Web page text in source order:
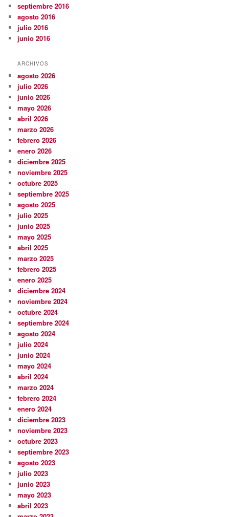
septiembre 2016
agosto 2016
julio 2016
junio 2016
ARCHIVOS
agosto 2026
julio 2026
junio 2026
mayo 2026
abril 2026
marzo 2026
febrero 2026
enero 2026
diciembre 2025
noviembre 2025
octubre 2025
septiembre 2025
agosto 2025
julio 2025
junio 2025
mayo 2025
abril 2025
marzo 2025
febrero 2025
enero 2025
diciembre 2024
noviembre 2024
octubre 2024
septiembre 2024
agosto 2024
julio 2024
junio 2024
mayo 2024
abril 2024
marzo 2024
febrero 2024
enero 2024
diciembre 2023
noviembre 2023
octubre 2023
septiembre 2023
agosto 2023
julio 2023
junio 2023
mayo 2023
abril 2023